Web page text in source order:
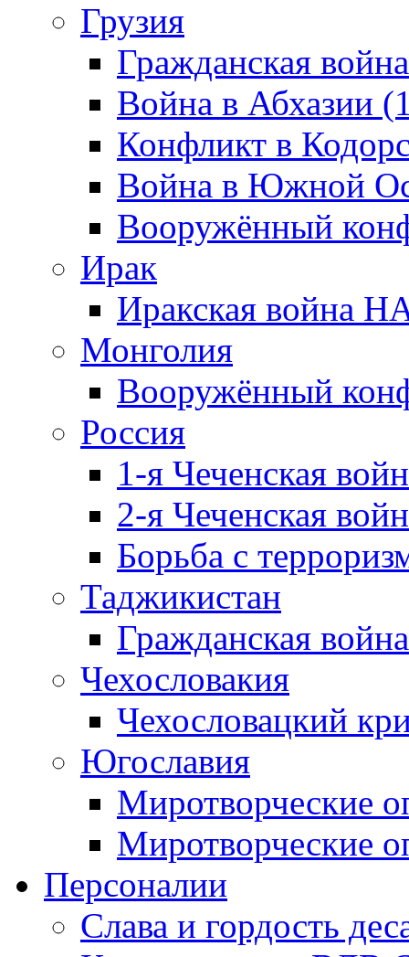
Грузия
Гражданская
Война в Абхазии
Конфликт в
Война в Южной
Вооружённый
Ирак
Иракская война
Монголия
Вооружённый
Россия
1-я Чеченская
2-я Чеченская
Борьба с
Таджикистан
Гражданская
Чехословакия
Чехословацкий
Югославия
Миротворческие
Миротворческие
Персоналии
Слава и гордость